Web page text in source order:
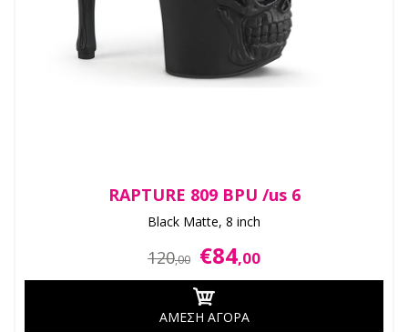
RAPTURE 809 BPU /us 6
Black Matte, 8 inch
120,00 €84,00
ΑΜΕΣΗ ΑΓΟΡΑ